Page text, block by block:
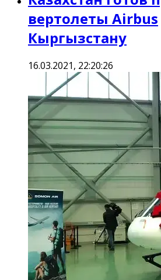
вертолеты Airbus
Кыргызстану
16.03.2021, 22:20:26